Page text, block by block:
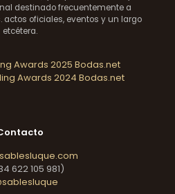
destinado frecuentemente a
actos oficiales, eventos y un largo
etcétera.
622 105 981)